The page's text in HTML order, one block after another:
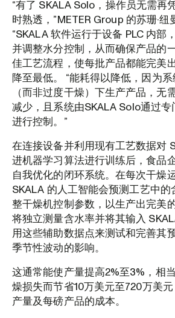
“有了 SKALA Solo，操作员无需再
时熟透，”METER Group 的苏珊·纽
“SKALA 软件运行于设备 PLC 内部
并调整水分控制，从而确保产品的
佳工艺流程，使每批产品都能完美
降至最低。 “能耗得以降低，因为
（而非过度干燥）下生产产品，无
减少，且系统由SKALA Solo通过
进行控制。”
在连接设备并利用现有工艺数据对
进机器学习算法进行训练后，食品
自我优化的闭环系统。在每次干燥
SKALA 的人工智能会预测工艺中
整干燥机控制参数，以生产出完美
将独立测量含水率并将其输入
用这些辅助数据点来测试和完善其
季节性波动的影响。
这通常能使产量提高2%至3%，相
燥损失而节省10万美元至720万美
产量及每磅产品的成本。